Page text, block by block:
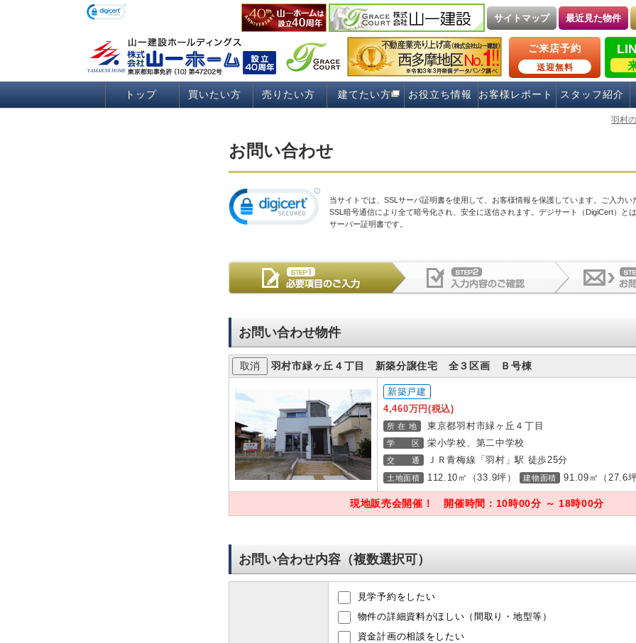
サイトマップ 最近見た物件
ご来店予約
送迎無料
トップ 買いたい方 売りたい方 建てたい方 お役立ち情報 お客様レポート スタッフ紹介
羽村
お問い合わせ
当サイトでは、SSLサーバ証明書を使用して、お客様情報を保護しています。ご入力い
SSL暗号通信により全て暗号化され、安全に送信されます。デジサート（DigiCert）と
サーバー証明書です。
お問い合わせ物件
羽村市緑ヶ丘４丁目 新築分譲住宅 全３区画 Ｂ号棟
新築戸建
4,460万円(税込)
所 在 地 東京都羽村市緑ヶ丘４丁目
学 区 栄小学校、第二中学校
交 通 ＪＲ青梅線「羽村」駅 徒歩25分
土地面積 112.10㎡（33.9坪） 建物面積 91.09㎡（27.6
現地販売会開催！ 開催時間：10時00分 ～ 18時00分
お問い合わせ内容（複数選択可）
見学予約をしたい
物件の詳細資料がほしい（間取り・地型等）
資金計画の相談をしたい